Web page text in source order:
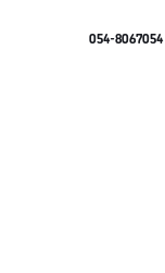
054-8067054